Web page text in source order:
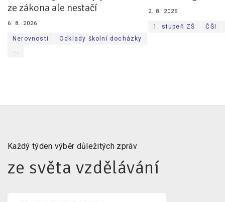
ze zákona ale nestačí
6. 8. 2026
Nerovnosti
Odklady školní docházky
2. 8. 2026
1. stupeň ZŠ ČŠI
Každý týden výběr důležitých zpráv
ze světa vzdělávání